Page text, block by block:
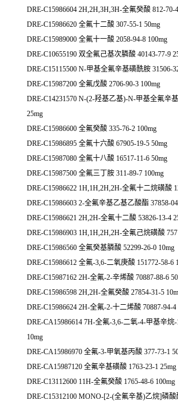
DRE-C15986604 2H,2H,3H,3H-全氟癸酸 812-70-
DRE-C15986620 全氟十二酸 307-55-1 50mg
DRE-C15989000 全氟十一酸 2058-94-8 100mg
DRE-C10655190 双全氟己基次膦酸 40143-77-9
DRE-C15115500 N-甲基全氟辛基磺酰胺 31506-
DRE-C15987200 全氟戊酸 2706-90-3 100mg
DRE-C14231570 N-(2-羟基乙基)-N-甲基全氟辛
25mg
DRE-C15986600 全氟癸酸 335-76-2 100mg
DRE-C15986895 全氟十六酸 67905-19-5 50mg
DRE-C15987080 全氟十八酸 16517-11-6 50mg
DRE-C15987500 全氟三丁胺 311-89-7 100mg
DRE-C15986622 1H,1H,2H,2H-全氟十二烷磺酸
DRE-C15986603 2-全氟辛基乙基乙酸酯 37858-
DRE-C15986621 2H,2H-全氟十二酸 53826-13-4
DRE-C15986903 1H,1H,2H,2H-全氟己烷磺酸
DRE-C15986560 全氟癸基膦酸 52299-26-0 10mg
DRE-C15986612 全氟-3,6-二氧庚酸 151772-58-6
DRE-C15987162 2H-全氟-2-辛烯酸 70887-88-6
DRE-C15986598 2H,2H-全氟癸酸 27854-31-5
DRE-C15986624 2H-全氟-2-十二烯酸 70887-94-4
DRE-CA15986614 7H-全氟-3,6-二氧-4-甲基辛烷
10mg
DRE-CA15986970 全氟-3-甲氧基丙酸 377-73-1
DRE-CA15987120 全氟辛基磺酸 1763-23-1 25mg
DRE-C13112600 11H-全氟癸酸 1765-48-6 100mg
DRE-C15312100 MONO-[2-(全氟辛基)乙烷]磷酸